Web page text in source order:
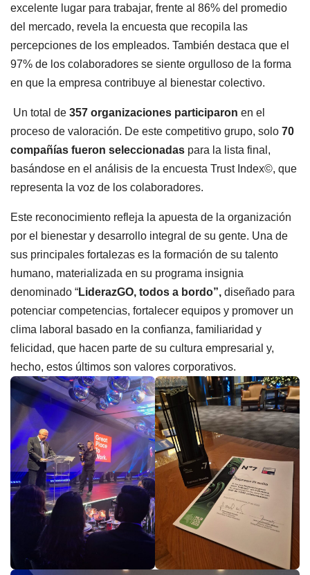
excelente lugar para trabajar, frente al 86% del promedio
del mercado, revela la encuesta que recopila las
percepciones de los empleados. También destaca que el
97% de los colaboradores se siente orgulloso de la forma
en que la empresa contribuye al bienestar colectivo.
Un total de 357 organizaciones participaron en el
proceso de valoración. De este competitivo grupo, solo 70
compañías fueron seleccionadas para la lista final,
basándose en el análisis de la encuesta Trust Index©, que
representa la voz de los colaboradores.
Este reconocimiento refleja la apuesta de la organización
por el bienestar y desarrollo integral de su gente. Una de
sus principales fortalezas es la formación de su talento
humano, materializada en su programa insignia
denominado “LiderazGO, todos a bordo”, diseñado para
potenciar competencias, fortalecer equipos y promover un
clima laboral basado en la confianza, familiaridad y
felicidad, que hacen parte de su cultura empresarial y,
hecho, estos últimos son valores corporativos.